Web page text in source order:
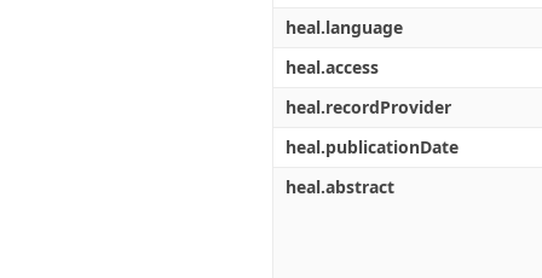
heal.language
heal.access
heal.recordProvider
heal.publicationDate
heal.abstract